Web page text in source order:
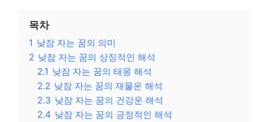
목차
1 낮잠 자는 꿈의 의미
2 낮잠 자는 꿈의 상징적인 해석
2.1 낮잠 자는 꿈의 태몽 해석
2.2 낮잠 자는 꿈의 재물운 해석
2.3 낮잠 자는 꿈의 건강운 해석
2.4 낮잠 자는 꿈의 긍정적인 해석